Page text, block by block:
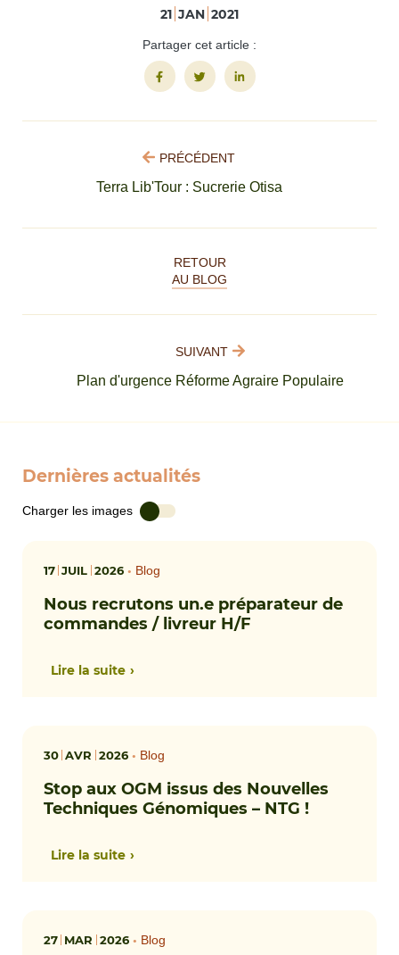
21 JAN 2021
Partager cet article :
PRÉCÉDENT
Terra Lib'Tour : Sucrerie Otisa
RETOUR
AU BLOG
SUIVANT
Plan d'urgence Réforme Agraire Populaire
Dernières actualités
Charger les images
17 JUIL 2026• Blog
Nous recrutons un.e préparateur de
commandes / livreur H/F
Lire la suite
30 AVR 2026• Blog
Stop aux OGM issus des Nouvelles
Techniques Génomiques – NTG !
Lire la suite
27 MAR 2026• Blog